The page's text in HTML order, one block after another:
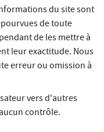
du site sont
de toute
de les mettre à
leur exactitude. Nous
erreur ou omission à
vers d'autres
contrôle.